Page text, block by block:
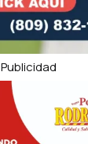
Publicidad